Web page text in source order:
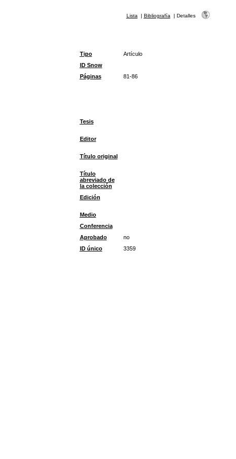
Lista | Bibliografía | Detalles
Tipo
Artículo
ID Snow
Páginas
81-86
Tesis
Editor
Título original
Título
abreviado de
la colección
Edición
Medio
Conferencia
Aprobado
no
ID único
3359